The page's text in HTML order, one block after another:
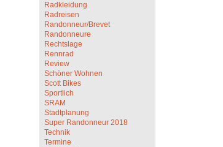
Radkleidung
Radreisen
Randonneur/Brevet
Randonneure
Rechtslage
Rennrad
Review
Schöner Wohnen
Scott Bikes
Sportlich
SRAM
Stadtplanung
Super Randonneur 2018
Technik
Termine